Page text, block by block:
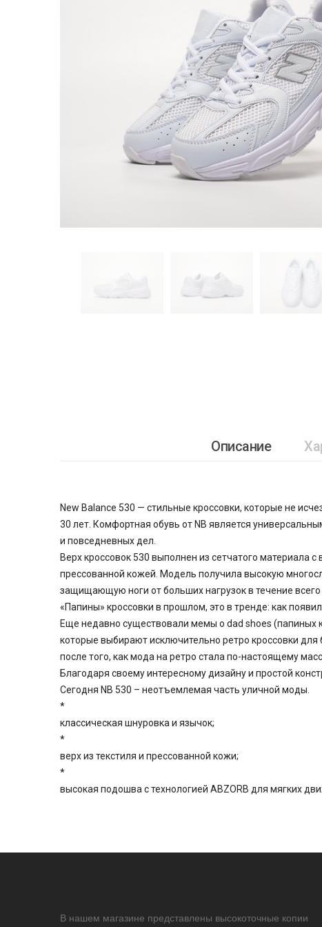
Описание
New Balance 530 — стильные кроссовки, которые не
30 лет. Комфортная обувь от NB является
и повседневных дел.
Верх кроссовок 530 выполнен из сетчатого материала
прессованной кожей. Модель получила высокую
защищающую ноги от больших нагрузок в течение всего
«Папины» кроссовки в прошлом, это в тренде: как
Еще недавно существовали мемы о dad shoes (папиных
которые выбирают исключительно ретро кроссовки
после того, как мода на ретро стала по-настоящему
Благодаря своему интересному дизайну и простой
Сегодня NB 530 – неотъемлемая часть уличной моды.
*
классическая шнуровка и язычок;
*
верх из текстиля и прессованной кожи;
*
высокая подошва с технологией ABZORB для мягких
В нашем магазине представлены высокоточные копии